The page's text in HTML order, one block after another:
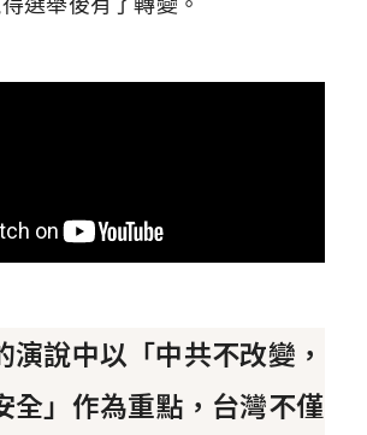
演說中以「中共不改變，
全」作為重點，台灣不僅